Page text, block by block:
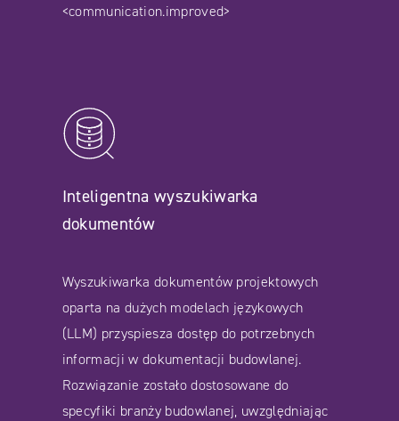
<communication.improved>
Inteligentna wyszukiwarka
dokumentów
Wyszukiwarka dokumentów projektowych
oparta na dużych modelach językowych
(LLM) przyspiesza dostęp do potrzebnych
informacji w dokumentacji budowlanej.
Rozwiązanie zostało dostosowane do
specyfiki branży budowlanej, uwzględniając